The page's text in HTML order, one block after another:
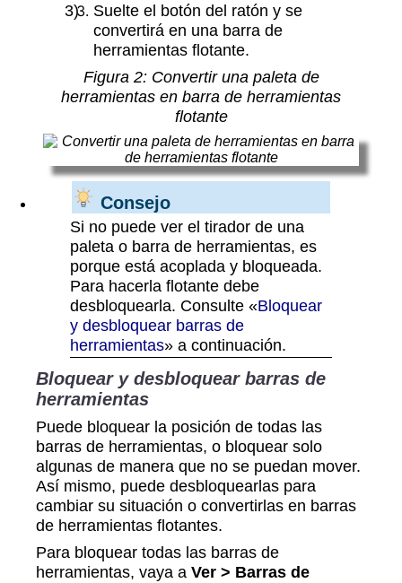
Suelte el botón del ratón y se
convertirá en una barra de
herramientas flotante.
Figura 2: Convertir una paleta de
herramientas en barra de herramientas
flotante
Consejo
Si no puede ver el tirador de una
paleta o barra de herramientas, es
porque está acoplada y bloqueada.
Para hacerla flotante debe
desbloquearla. Consulte «Bloquear
y desbloquear barras de
herramientas» a continuación.
Bloquear y desbloquear barras de
herramientas
Puede bloquear la posición de todas las
barras de herramientas, o bloquear solo
algunas de manera que no se puedan mover.
Así mismo, puede desbloquearlas para
cambiar su situación o convertirlas en barras
de herramientas flotantes.
Para bloquear todas las barras de
herramientas, vaya a Ver > Barras de